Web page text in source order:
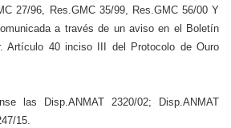
27/96, Res.GMC 35/99, Res.GMC 56/00 Y
a través de un aviso en el Boletín
Artículo 40 inciso III del Protocolo de Ouro
las Disp.ANMAT 2320/02; Disp.ANMAT
15.